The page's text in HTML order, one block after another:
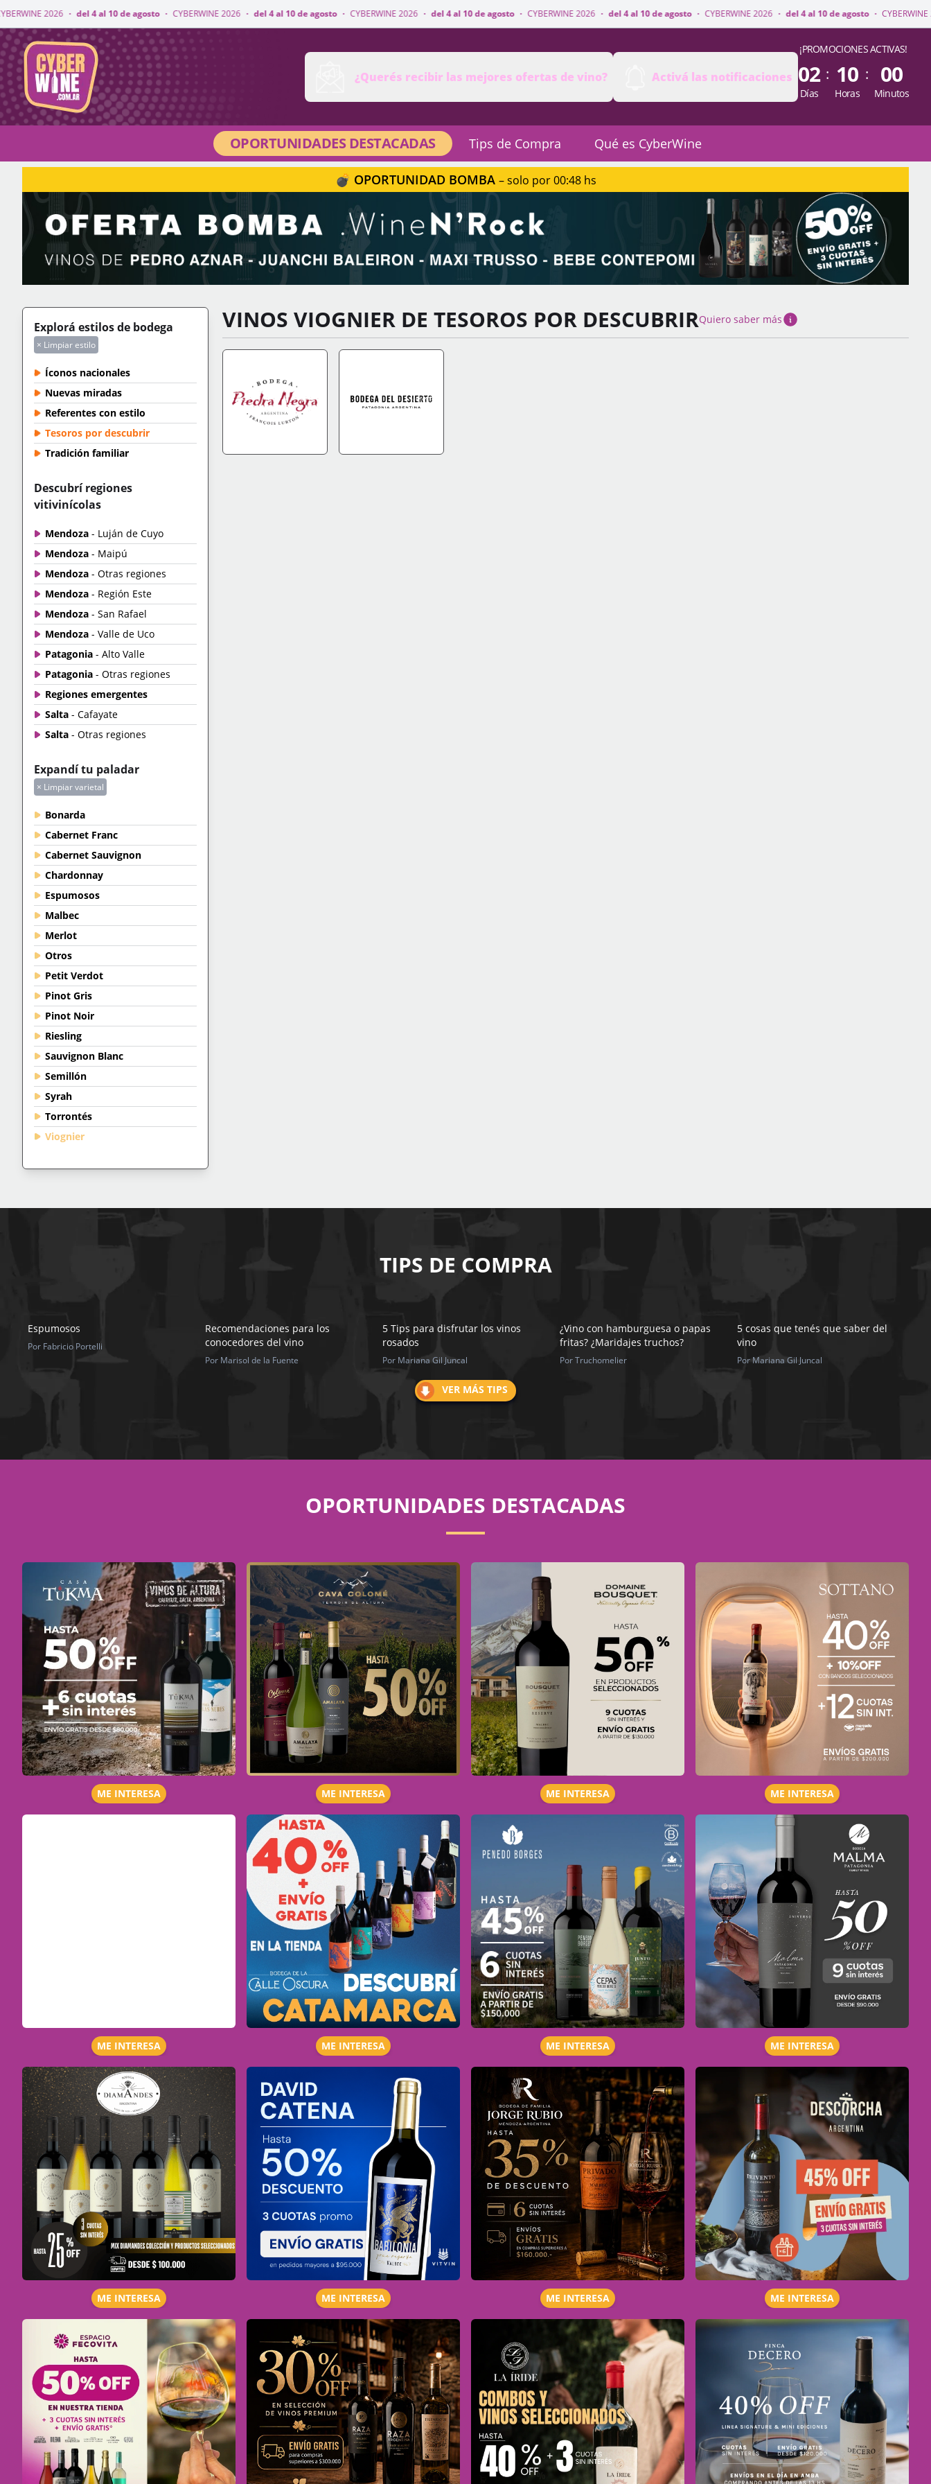
· del 4 al 10 de agosto · CYBERWINE 2026 · del 4 al 10 de agosto · CYBERWINE 2026 · del 4 al 10 de agosto · CYBERWINE 2026 · del 4 al 10 de agosto · CYBERWINE 2026 · del 4 al 10 de agosto · CYBERWINE 2026 · del 4 al
CyberWine
¿Querés recibir las mejores ofertas de vino?
Activá las notificaciones
¡PROMOCIONES ACTIVAS!
02
Días
: 10
Horas
: 00
Minutos
OPORTUNIDADES DESTACADAS Tips de Compra Qué es CyberWine
💣 OPORTUNIDAD BOMBA – solo por 00:48 hs
Explorá estilos de bodega
× Limpiar estilo
Íconos nacionales
Nuevas miradas
Referentes con estilo
Tesoros por descubrir
Tradición familiar
Descubrí regiones
vitivinícolas
Mendoza - Luján de Cuyo
Mendoza - Maipú
Mendoza - Otras regiones
Mendoza - Región Este
Mendoza - San Rafael
Mendoza - Valle de Uco
Patagonia - Alto Valle
Patagonia - Otras regiones
Regiones emergentes
Salta - Cafayate
Salta - Otras regiones
Expandí tu paladar
× Limpiar varietal
Bonarda
Cabernet Franc
Cabernet Sauvignon
Chardonnay
Espumosos
Malbec
Merlot
Otros
Petit Verdot
Pinot Gris
Pinot Noir
Riesling
Sauvignon Blanc
Semillón
Syrah
Torrontés
Viognier
VINOS VIOGNIER DE TESOROS POR DESCUBRIRQuiero saber más
TIPS DE COMPRA
Espumosos
Por Fabricio Portelli
Recomendaciones para los
conocedores del vino
Por Marisol de la Fuente
5 Tips para disfrutar los vinos
rosados
Por Mariana Gil Juncal
¿Vino con hamburguesa o papas
fritas? ¿Maridajes truchos?
Por Truchomelier
5 cosas que tenés que saber del
vino
Por Mariana Gil Juncal
VER MÁS TIPS
OPORTUNIDADES DESTACADAS
ME INTERESA ME INTERESA ME INTERESA ME INTERESA
ME INTERESA ME INTERESA ME INTERESA ME INTERESA
ME INTERESA ME INTERESA ME INTERESA ME INTERESA